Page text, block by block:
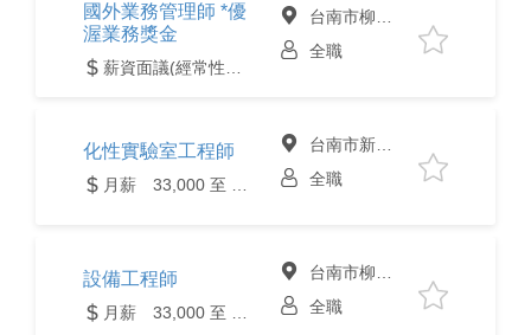
國外業務管理師 *優
渥業務獎金
台南市柳營區
全職
化性實驗室工程師
台南市新營區
全職
設備工程師
台南市柳營區
全職